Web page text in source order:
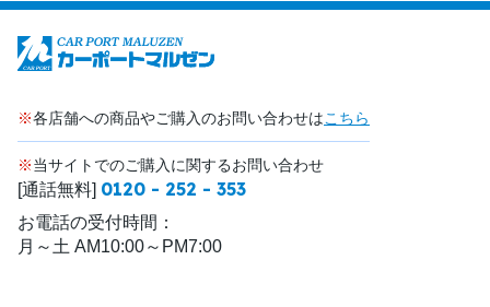
※各店舗への商品やご購入のお問い合わせはこちら
※当サイトでのご購入に関するお問い合わせ
[通話無料] 0120 - 252 - 353
お電話の受付時間：
月～土 AM10:00～PM7:00